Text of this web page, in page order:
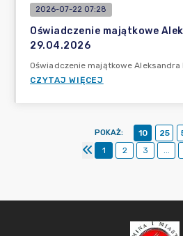
2026-07-22 07:28
Oświadczenie majątkowe
29.04.2026
Oświadczenie majątkowe
CZYTAJ WIĘCEJ
POKAŻ: 10 25
1
2 3 ...